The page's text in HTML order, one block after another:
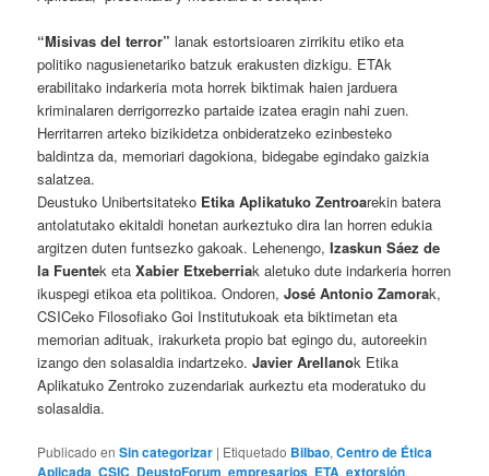
“Misivas del terror” lanak estortsioaren zirrikitu etiko eta
politiko nagusienetariko batzuk erakusten dizkigu. ETAk
erabilitako indarkeria mota horrek biktimak haien jarduera
kriminalaren derrigorrezko partaide izatea eragin nahi zuen.
Herritarren arteko bizikidetza onbideratzeko ezinbesteko
baldintza da, memoriari dagokiona, bidegabe egindako gaizkia
salatzea.
Deustuko Unibertsitateko Etika Aplikatuko Zentroarekin batera
antolatutako ekitaldi honetan aurkeztuko dira lan horren edukia
argitzen duten funtsezko gakoak. Lehenengo,Izaskun Sáez de
la Fuentek etaXabier Etxeberriak aletuko dute indarkeria horren
ikuspegi etikoa eta politikoa. Ondoren, José Antonio Zamorak,
CSICeko Filosofiako Goi Institutukoak eta biktimetan eta
memorian adituak, irakurketa propio bat egingo du, autoreekin
izango den solasaldia indartzeko.Javier Arellanok Etika
Aplikatuko Zentroko zuzendariak aurkeztu eta moderatuko du
solasaldia.
Publicado en Sin categorizar | Etiquetado Bilbao,Centro de Ética
Aplicada,CSIC, DeustoForum,empresarios, ETA,extorsión,